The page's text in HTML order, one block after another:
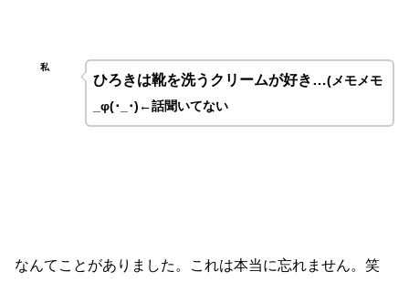
私
ひろきは靴を洗うクリームが好き…(メモメモ
_φ(･ ･)←話聞いてない
なんてことがありました。これは本当に忘れません。笑